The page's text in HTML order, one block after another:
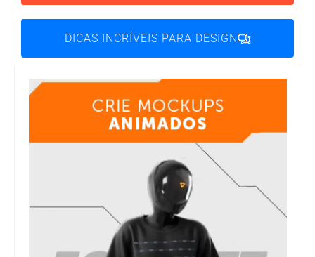
DICAS INCRÍVEIS PARA DESIGN